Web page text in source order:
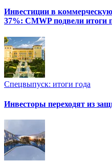
Инвестиции в
37%: CMWP подвели итоги
Спецвыпуск: итоги года
Инвесторы переходят из